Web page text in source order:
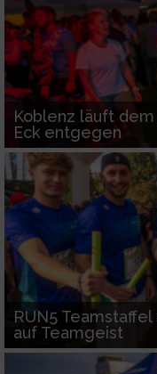
Koblenz läuft
Eck entgegen
RUN5
auf Teamgeist